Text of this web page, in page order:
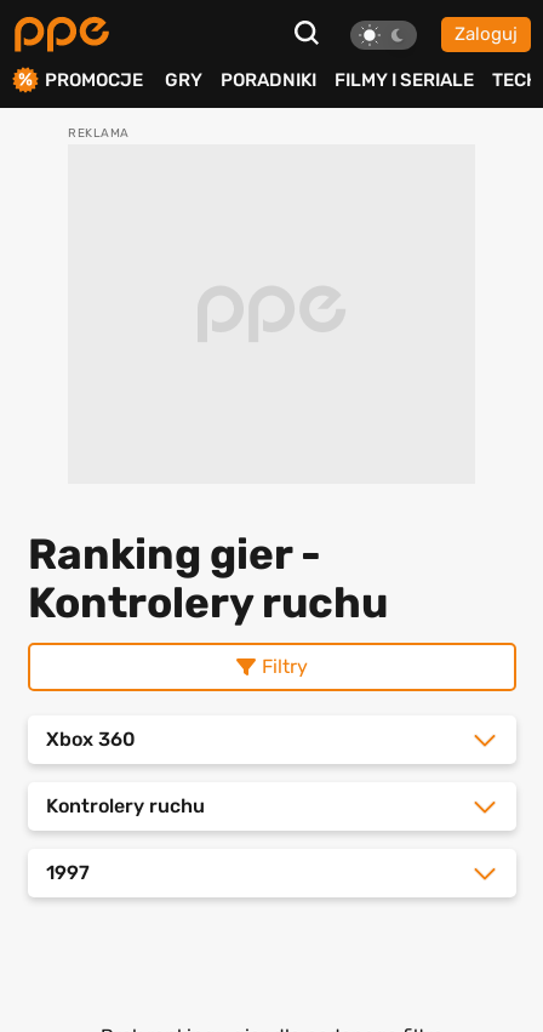
Zaloguj
PROMOCJE GRY PORADNIKI FILMY I SERIALE TECH
Ranking gier -
Kontrolery ruchu
Filtry
Xbox 360
Kontrolery ruchu
1997